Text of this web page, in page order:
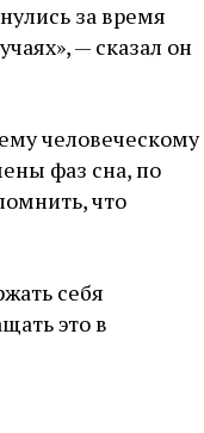
за время
— сказал он
человеческому
фаз сна, по
что
себя
это в